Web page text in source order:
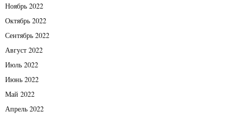
Ноябрь 2022
Октябрь 2022
Сентябрь 2022
Август 2022
Июль 2022
Июнь 2022
Май 2022
Апрель 2022